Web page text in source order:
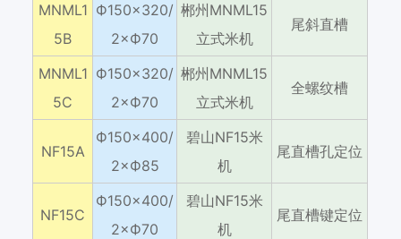
MNML1
5B
Ф150×320/
2×Ф70
郴州MNML15
立式米机
尾斜直槽
MNML1
5C
Ф150×320/
2×Ф70
郴州MNML15
立式米机
全螺纹槽
NF15A
Ф150×400/
2×Ф85
碧山NF15米
机
尾直槽孔定位
NF15C
Ф150×400/
2×Ф70
碧山NF15米
机
尾直槽键定位